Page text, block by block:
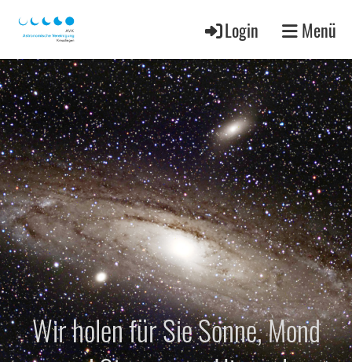
Login Menü
Wir holen für Sie Sonne, Mond